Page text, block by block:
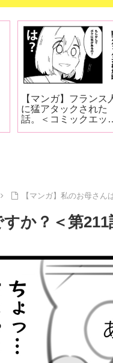
【マンガ】フランス
に猛アタックされた
話。＜コミックエッ
【マンガ】私のお母さん
か？＜第211